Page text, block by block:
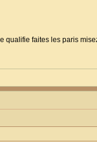
faites les paris